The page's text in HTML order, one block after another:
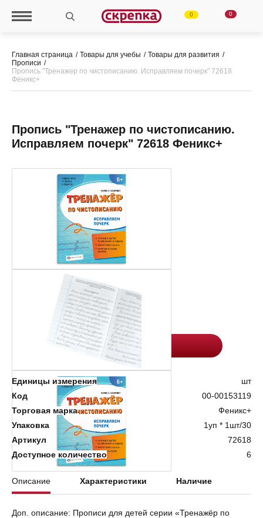
0 0
Главная страница Товары для учебы
Товары для развития
Прописи
Пропись "Тренажер по чистописанию. Исправляем почерк" 72618
Феникс+
Цена:
127.2
Добавить в корзину
Пропись "Тренажер по чистописанию.
Исправляем почерк" 72618 Феникс+
Единицы измерения
шт
Код
00-00153119
Торговая марка
Феникс+
Упаковка
1уп * 1шт/30
Артикул
72618
Доступное количество
6
Описание Характеристики Наличие
Доп. описание: Прописи для детей серии «Тренажёр по